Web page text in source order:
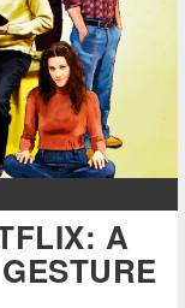
A